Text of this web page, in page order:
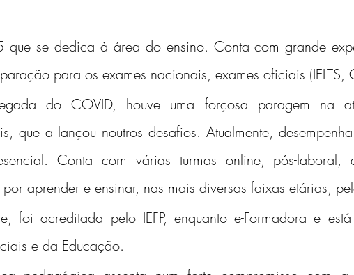
que se dedica à área do ensino. Conta com grande
para os exames nacionais, exames oficiais (IELTS,
do COVID, houve uma forçosa paragem na
que a lançou noutros desafios. Atualmente,
Conta com várias turmas online, pós-laboral,
aprender e ensinar, nas mais diversas faixas etárias,
foi acreditada pelo IEFP, enquanto e-Formadora e
e da Educação.